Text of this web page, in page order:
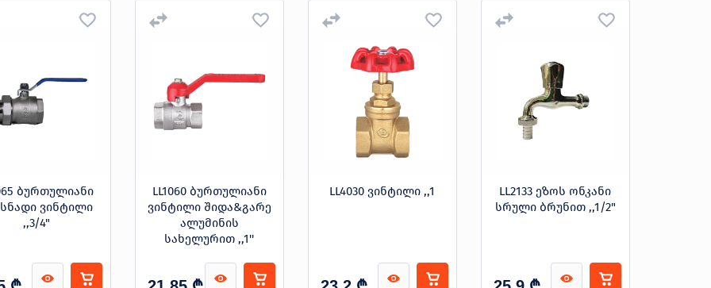
ბურთულიანი
ვინტილი
,,3/4"
LL1060 ბურთულიანი
ვინტილი შიდა&გარე
ალუმინის
სახელურით ,,1''
LL4030 ვინტილი ,,1
LL2133 ეზოს ონკანი
სრული ბრუნით ,,1/2"